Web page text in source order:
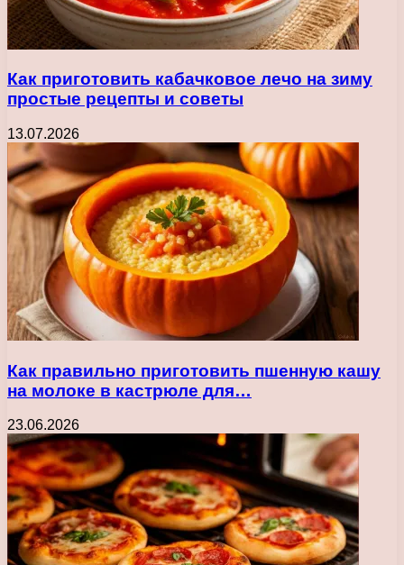
Как приготовить кабачковое лечо на зиму
простые рецепты и советы
13.07.2026
Как правильно приготовить пшенную кашу
на молоке в кастрюле для…
23.06.2026